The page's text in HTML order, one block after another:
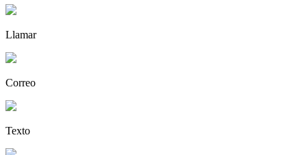
Llamar
Correo
Texto